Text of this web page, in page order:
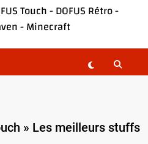
Touch-DOFUS Rétro-
-Minecraft
» Les meilleurs stuffs